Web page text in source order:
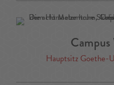
Hauptsitz Goethe-